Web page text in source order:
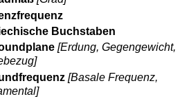
Buchstaben
[Erdung, Gegengewicht,
[Basale Frequenz,